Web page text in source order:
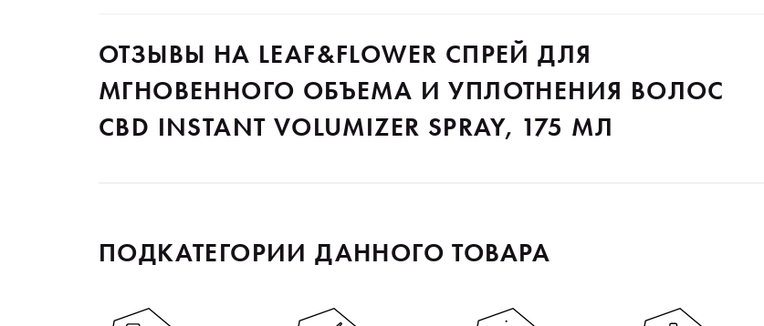
ОТЗЫВЫ НА LEAF&FLOWER СПРЕЙ ДЛЯ
МГНОВЕННОГО ОБЪЕМА И УПЛОТНЕНИЯ ВОЛОС
CBD INSTANT VOLUMIZER SPRAY, 175 МЛ
ПОДКАТЕГОРИИ ДАННОГО ТОВАРА